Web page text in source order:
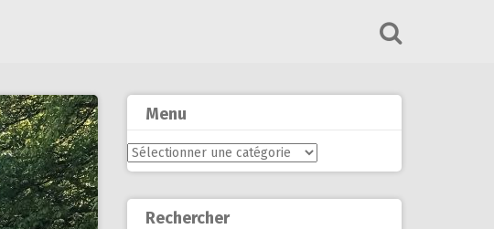
Menu
Menu
Rechercher